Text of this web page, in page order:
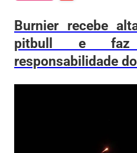
Burnier recebe
pitbull e faz
responsabilidade